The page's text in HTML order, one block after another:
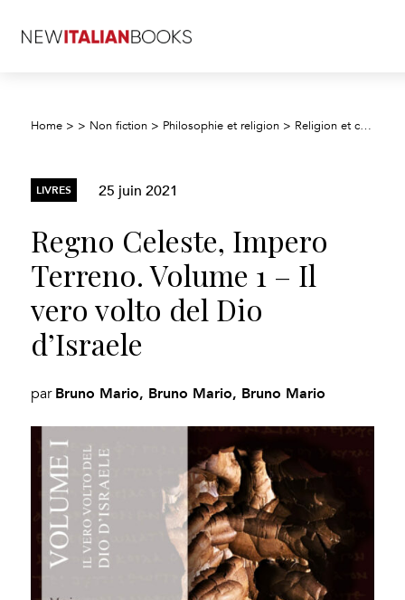
Home > > Non fiction > Philosophie et religion > Religion et croyances
LIVRES 25 juin 2021
Regno Celeste, Impero
Terreno. Volume 1 – Il
vero volto del Dio
d’Israele
par Bruno Mario, Bruno Mario, Bruno Mario